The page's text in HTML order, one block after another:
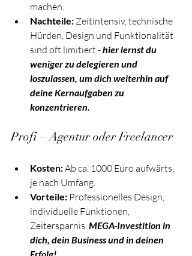
machen.
Nachteile: Zeitintensiv, technische
Hürden, Design und Funktionalität
sind oft limitiert - hier lernst du
weniger zu delegieren und
loszulassen, um dich weiterhin auf
deine Kernaufgaben zu
konzentrieren.
Profi – Agentur oder Freelancer
Kosten: Ab ca. 1000 Euro aufwärts,
je nach Umfang.
Vorteile: Professionelles Design,
individuelle Funktionen,
Zeitersparnis. MEGA-Investition in
dich, dein Business und in deinen